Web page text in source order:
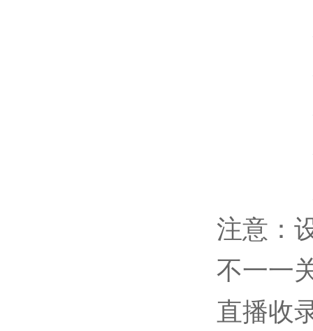
注意：
不一一
直播收